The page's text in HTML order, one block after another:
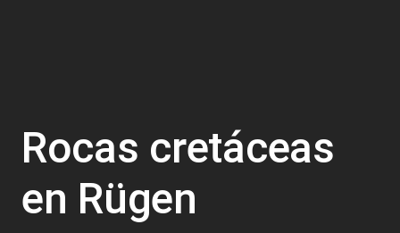
Rocas cretáceas
en Rügen